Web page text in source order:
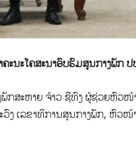
ນະໂຄສະນາອົບຮົມສູນກາງພັກ ປ
ສະຫາຍ ຈ້າວ ຊືທົງ ຜູ້ຊ່ວຍຫົວໜ້
ງ ເລຂາທິການສູນກາງພັກ, ຫົວໜ້